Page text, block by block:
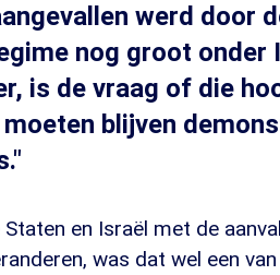
werd door
nog groot onder
is de vraag of die
blijven
en Israël met de
was dat wel een